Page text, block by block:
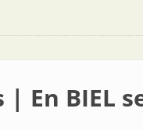
En BIEL